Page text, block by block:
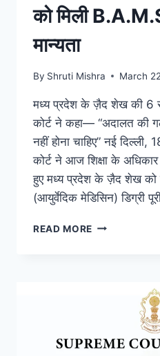
को मिली
मान्यता
By Shruti Mishra March
मध्य प्रदेश के ज़ैद शेख की 6
कोर्ट ने कहा— “अदालत की
नहीं होना चाहिए” नई
कोर्ट ने आज शिक्षा के
हुए मध्य प्रदेश के ज़ैद शेख
(आयुर्वेदिक मेडिसिन) डिग्री
READ MORE